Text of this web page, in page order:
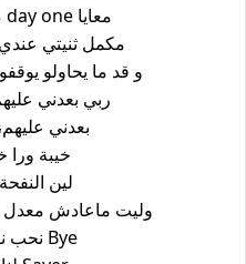
معايا day one مخلي كان الي م
مكمل ثنيتي
و قد ما يحاولو
ربي بعدني
بعدني
خيبة
لين
وليت ماعادش معدل
Bye نحب نقول لتونس